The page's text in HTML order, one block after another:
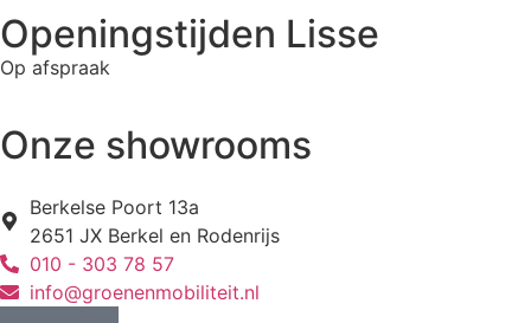
Openingstijden Lisse
Op afspraak
Onze showrooms
Berkelse Poort 13a
2651 JX Berkel en Rodenrijs
010 - 303 78 57
info@groenenmobiliteit.nl